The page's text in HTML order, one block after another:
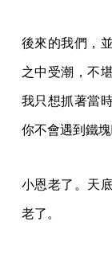
後來的我們，
之中受潮，不
我只想抓著當
你不會遇到鐵塊
小恩老了。天
老了。